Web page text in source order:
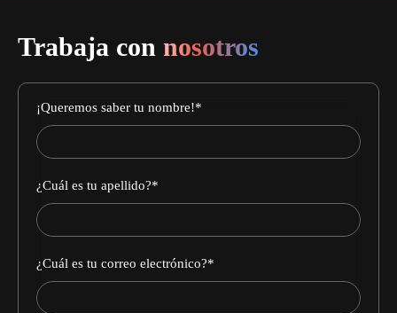
Trabaja con nosotros
¡Queremos saber tu nombre!*
¿Cuál es tu apellido?*
¿Cuál es tu correo electrónico?*